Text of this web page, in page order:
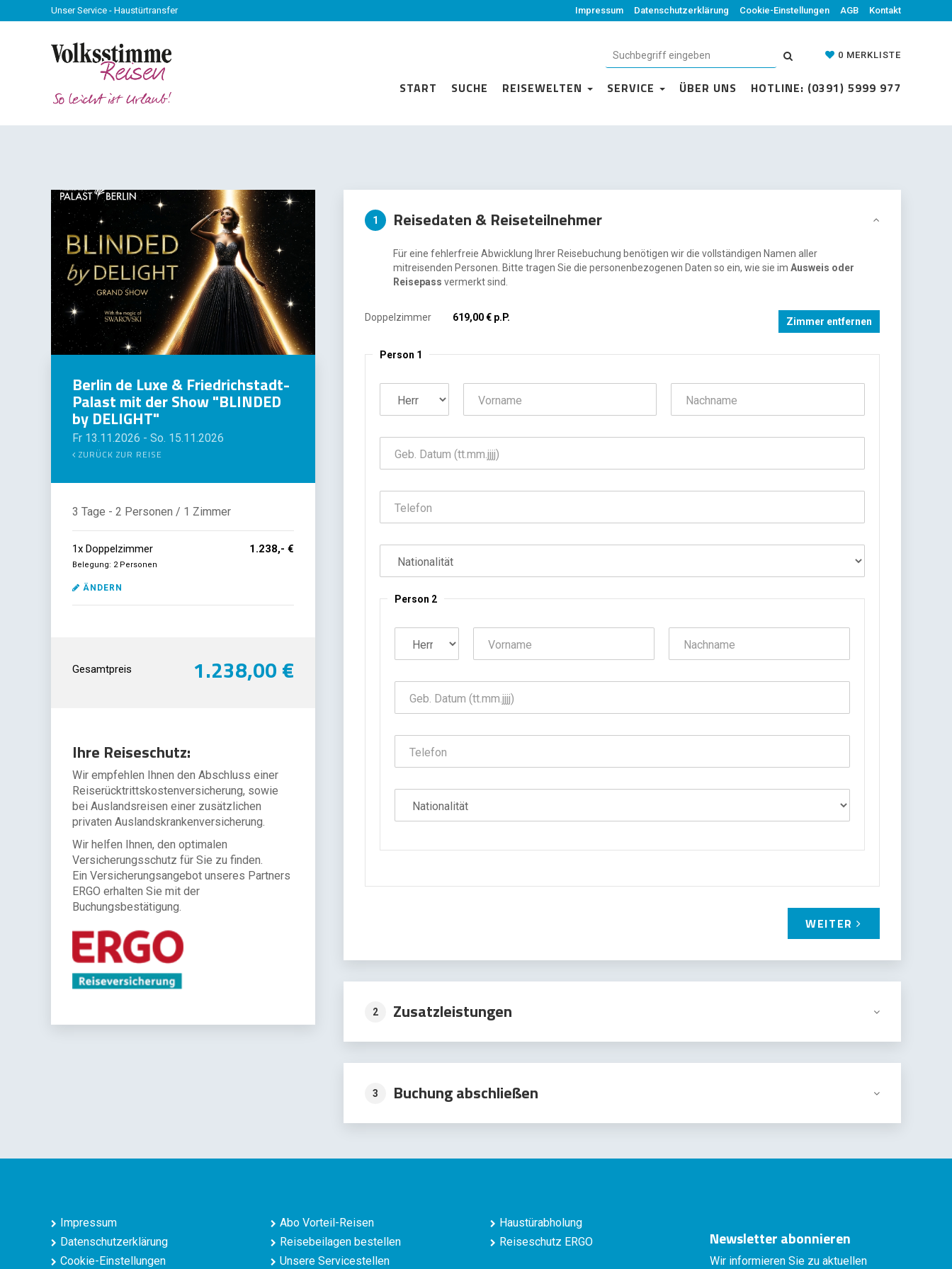
Unser Service - Haustürtransfer Impressum Datenschutzerklärung Cookie-Einstellungen AGB Kontakt
0 MERKLISTE
START SUCHE REISEWELTEN SERVICE ÜBER UNS HOTLINE: (0391) 5999 977
Berlin de Luxe & Friedrichstadt-
Palast mit der Show "BLINDED
by DELIGHT"
Fr 13.11.2026 - So. 15.11.2026
ZURÜCK ZUR REISE
3 Tage - 2 Personen / 1 Zimmer
1x Doppelzimmer 1.238,- €
Belegung: 2 Personen
ÄNDERN
Gesamtpreis 1.238,00 €
Ihre Reiseschutz:
Wir empfehlen Ihnen den Abschluss einer
Reiserücktrittskostenversicherung, sowie
bei Auslandsreisen einer zusätzlichen
privaten Auslandskrankenversicherung.
Wir helfen Ihnen, den optimalen
Versicherungsschutz für Sie zu finden.
Ein Versicherungsangebot unseres Partners
ERGO erhalten Sie mit der
Buchungsbestätigung.
1 Reisedaten & Reiseteilnehmer
Für eine fehlerfreie Abwicklung Ihrer Reisebuchung benötigen wir die vollständigen Namen aller
mitreisenden Personen. Bitte tragen Sie die personenbezogenen Daten so ein, wie sie imAusweis oder
Reisepass vermerkt sind.
Doppelzimmer 619,00 € p.P. Zimmer entfernen
Person 1
Person 2
WEITER
2 Zusatzleistungen
3 Buchung abschließen
Impressum
Datenschutzerklärung
Cookie-Einstellungen
Abo Vorteil-Reisen
Reisebeilagen bestellen
Unsere Servicestellen
Haustürabholung
Reiseschutz ERGO
Newsletter abonnieren
Wir informieren Sie zu aktuellen